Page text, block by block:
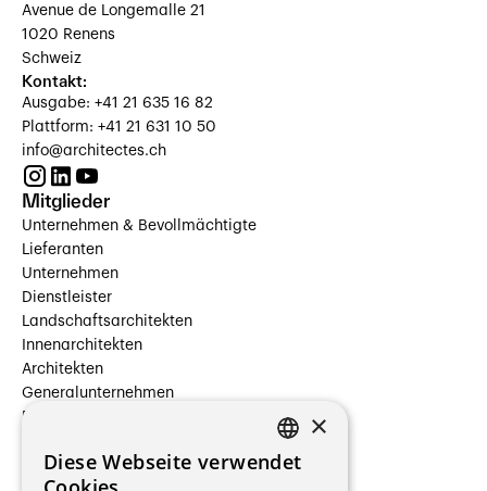
Avenue de Longemalle 21
1020 Renens
Schweiz
Kontakt:
Ausgabe: +41 21 635 16 82
Plattform: +41 21 631 10 50
info@architectes.ch
Mitglieder
Unternehmen & Bevollmächtigte
Lieferanten
Unternehmen
Dienstleister
Landschaftsarchitekten
Innenarchitekten
Architekten
Generalunternehmen
Beauftragte Unternehmen
Hersteller/Lieferanten
FRENCH
×
Diese Webseite verwendet